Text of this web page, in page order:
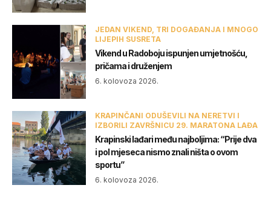
JEDAN VIKEND, TRI DOGAĐANJA I MNOGO
LIJEPIH SUSRETA
Vikend u Radoboju ispunjen umjetnošću,
pričama i druženjem
6. kolovoza 2026.
KRAPINČANI ODUŠEVILI NA NERETVI I
IZBORILI ZAVRŠNICU 29. MARATONA LAĐA
Krapinski lađari među najboljima: “Prije dva
i pol mjeseca nismo znali ništa o ovom
sportu”
6. kolovoza 2026.